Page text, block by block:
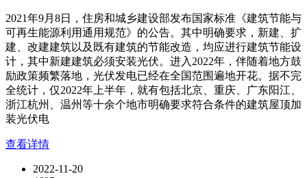
2021年9月8日，住房和城乡建设部发布国家标准《建筑节能与
可再生能源利用通用规范》的公告。其中明确要求，新建、扩
建、改建建筑以及既有建筑的节能改造，均应进行建筑节能设
计，其中新建建筑必须安装光伏。进入2022年，伴随着地方鼓
励政策频繁落地，光伏发电已经在全国范围遍地开花。据不完
全统计，仅2022年上半年，就有包括北京、重庆、广东阳江、
浙江杭州、温州等十余个地市明确要求符合条件的建筑屋顶加
装光伏电
查看详情
2022-11-20